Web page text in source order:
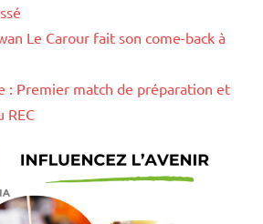
Le Carour fait son come-back à
: Premier match de préparation et
REC